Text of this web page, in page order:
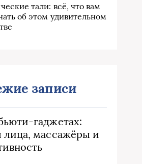
тали: всё, что вам
об этом удивительном
записи
лица, массажёры и